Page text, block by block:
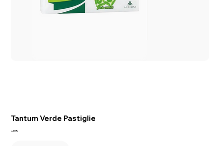
Tantum Verde Pastiglie
Prezzo
7,30 €